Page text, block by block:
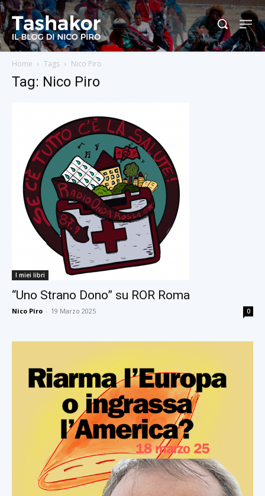
Home Tags Nico Piro
Tag: Nico Piro
I miei libri
“Uno Strano Dono” su ROR Roma
Nico Piro - 19 Marzo 2025 0